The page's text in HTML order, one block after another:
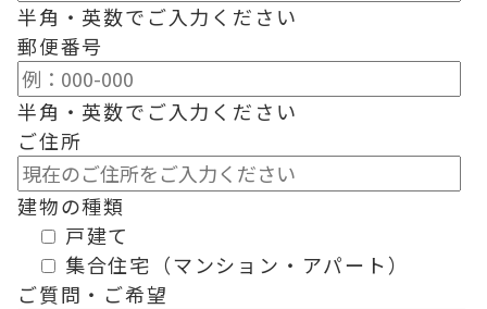
半角・英数でご入力ください
郵便番号
半角・英数でご入力ください
ご住所
建物の種類
戸建て
集合住宅（マンション・アパート）
ご質問・ご希望